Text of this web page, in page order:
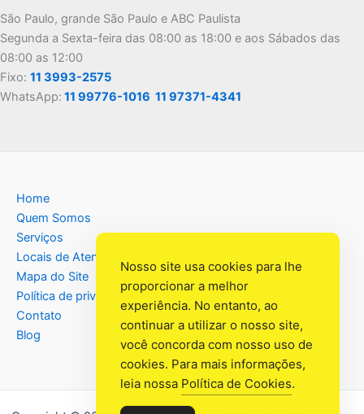
São Paulo, grande São Paulo e ABC Paulista
Segunda a Sexta-feira das 08:00 as 18:00 e aos Sábados das
08:00 as 12:00
Fixo: 11 3993-2575
WhatsApp: 11 99776-1016 11 97371-4341
Home
Quem Somos
Serviços
Locais de Atendimento
Mapa do Site
Política de privacidade
Contato
Blog
Nosso site usa cookies para lhe
proporcionar a melhor
experiência. No entanto, ao
continuar a utilizar o nosso site,
você concorda com nosso uso de
cookies. Para mais informações,
leia nossa Política de Cookies.